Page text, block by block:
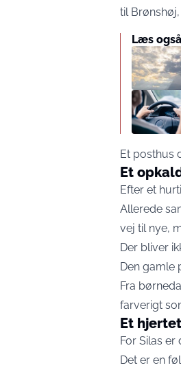
til
Læs også
Et posthus
Et
Efter et
Allerede
vej til nye,
Der bliver
Den gamle
Fra
farverigt
Et
For Silas
Det er en